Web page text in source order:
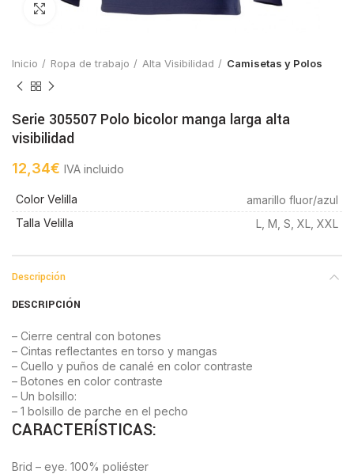
Click to enlarge
Inicio Ropa de trabajo Alta Visibilidad Camisetas y Polos
Serie 305507 Polo bicolor manga larga alta
visibilidad
12,34€ IVA incluido
Color Velilla
amarillo fluor/azul
Talla Velilla
L, M, S, XL, XXL
Descripción
DESCRIPCIÓN
– Cierre central con botones
– Cintas reflectantes en torso y mangas
– Cuello y puños de canalé en color contraste
– Botones en color contraste
– Un bolsillo:
– 1 bolsillo de parche en el pecho
CARACTERÍSTICAS:
Brid – eye. 100% poliéster